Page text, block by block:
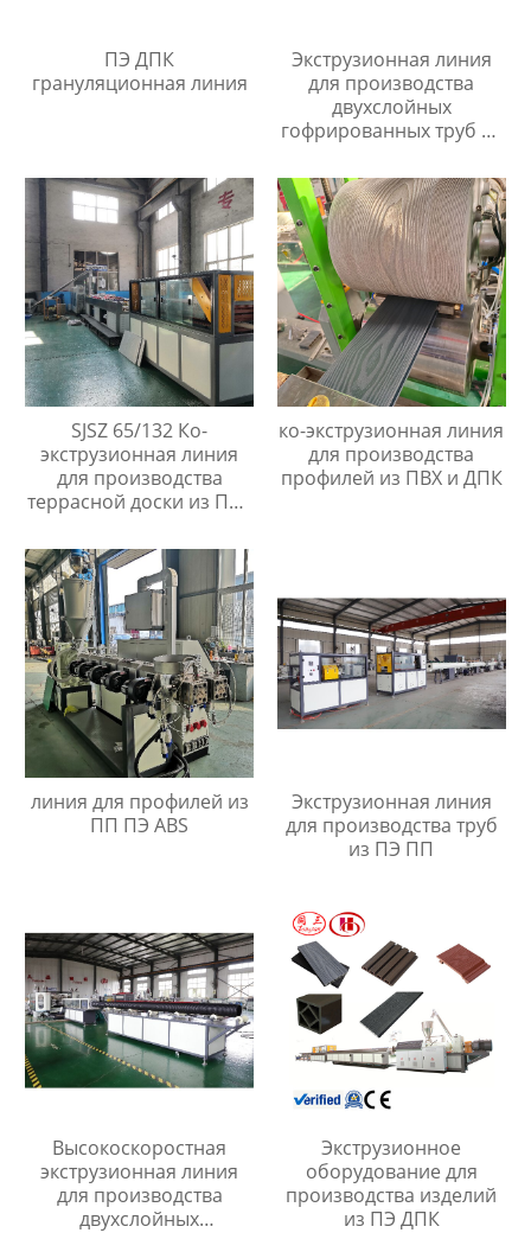
ПЭ ДПК
грануляционная линия
Экструзионная линия
для производства
двухслойных
гофрированных труб из
SJSZ 65/132 Ко-
экструзионная линия
для производства
террасной доски из ПВХ
ко-экструзионная линия
для производства
профилей из ПВХ и ДПК
линия для профилей из
ПП ПЭ ABS
Экструзионная линия
для производства труб
из ПЭ ПП
Высокоскоростная
экструзионная линия
для производства
двухслойных
Экструзионное
оборудование для
производства изделий
из ПЭ ДПК